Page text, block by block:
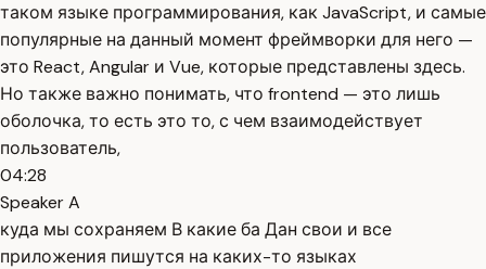
таком языке программирования, как JavaScript, и самые
популярные на данный момент фреймворки для него —
это React, Angular и Vue, которые представлены здесь.
Но также важно понимать, что frontend — это лишь
оболочка, то есть это то, с чем взаимодействует
пользователь,
04:28
Speaker A
куда мы сохраняем В какие ба Дан свои и все
приложения пишутся на каких-то языках